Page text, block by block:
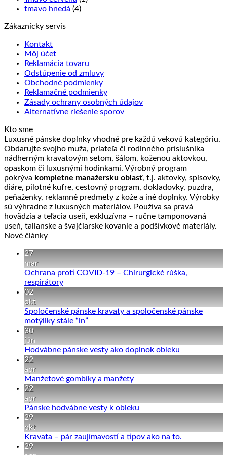
tmavo hnedá (4)
Zákaznícky servis
Kontakt
Môj účet
Reklamácia tovaru
Odstúpenie od zmluvy
Obchodné podmienky
Reklamačné podmienky
Zásady ochrany osobných údajov
Alternatívne riešenie sporov
Kto sme
Luxusné pánske doplnky vhodné pre každú vekovú kategóriu.
Obdarujte svojho muža, priateľa či rodinného príslušníka
nádherným kravatovým setom, šálom, koženou aktovkou,
opaskom či luxusnými hodinkami. Výrobný program
pokrýva kompletne manažersku oblasť, t.j. aktovky, spisovky,
diáre, pilotné kufre, cestovný program, dokladovky, puzdra,
peňaženky, reklamné predmety z kože a iné doplnky. Výrobky
sú výhradne z luxusných materiálov. Používa sa pravá
hovädzia a teľacia useň, exkluzívna – ručne tamponovaná
useň, talianske a švajčiarske kovanie a podšívkové materiály.
Nové články
27
mar
Ochrana proti COVID-19 – Chirurgické rúška,
respirátoryŽiadne
Ochrana
proti
–
respirátory
02
okt
Spoločenské pánske kravaty a spoločenské pánske
motýliky stále “in”
Spoločenské
a
motýliky
30
jún
Hodvábne pánske vesty ako doplnok obleku
22
apr
Manžetové gombíky a manžetyŽiadne
Manžetové
manžety
22
apr
Pánske hodvábne vesty k obleku
Pánske
29
okt
Kravata – pár zaujímavostí a tipov ako na to.
29